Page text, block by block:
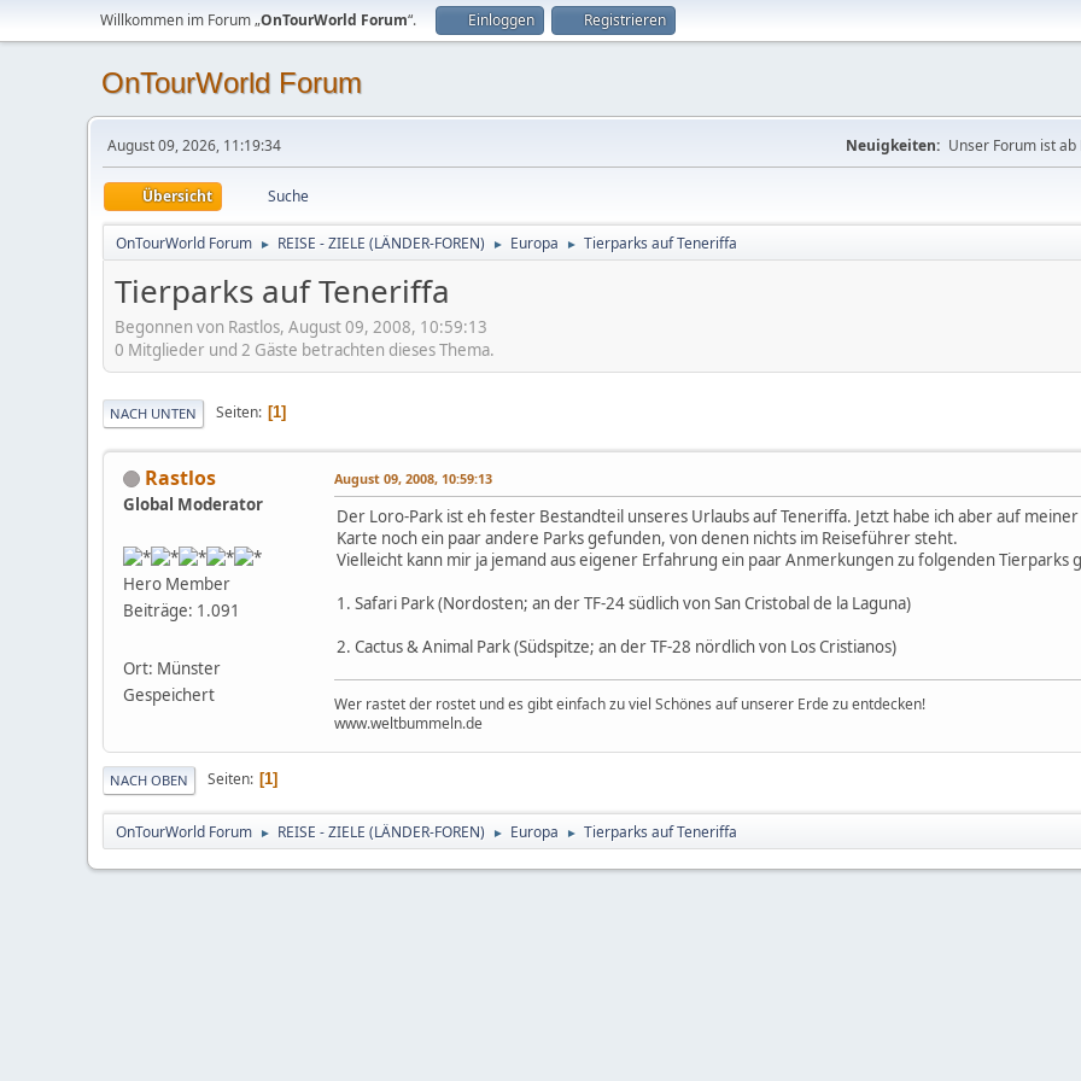
Willkommen im Forum „OnTourWorld Forum“. Einloggen Registrieren
OnTourWorld Forum
August 09, 2026, 11:19:34 Neuigkeiten: Unser Forum ist
Übersicht Suche
OnTourWorld Forum ► REISE - ZIELE (LÄNDER-FOREN) ► Europa ► Tierparks auf Teneriffa
Tierparks auf Teneriffa
Begonnen von Rastlos, August 09, 2008, 10:59:13
0 Mitglieder und 2 Gäste betrachten dieses Thema.
NACH UNTEN Seiten 1
Rastlos
Global Moderator
Hero Member
Beiträge: 1.091
Ort: Münster
Gespeichert
August 09, 2008, 10:59:13
Der Loro-Park ist eh fester Bestandteil unseres Urlaubs auf Teneriffa. Jetzt habe ich aber auf meiner
Karte noch ein paar andere Parks gefunden, von denen nichts im Reiseführer steht.
Vielleicht kann mir ja jemand aus eigener Erfahrung ein paar Anmerkungen zu folgenden Tierparks
1. Safari Park (Nordosten; an der TF-24 südlich von San Cristobal de la Laguna)
2. Cactus & Animal Park (Südspitze; an der TF-28 nördlich von Los Cristianos)
Wer rastet der rostet und es gibt einfach zu viel Schönes auf unserer Erde zu entdecken!
www.weltbummeln.de
NACH OBEN Seiten 1
OnTourWorld Forum ► REISE - ZIELE (LÄNDER-FOREN) ► Europa ► Tierparks auf Teneriffa